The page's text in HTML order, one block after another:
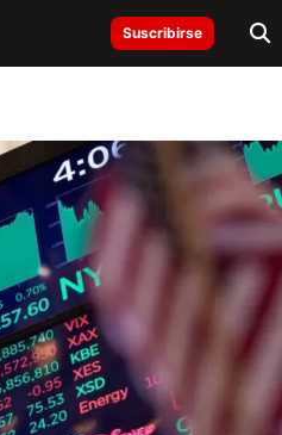
Suscribirse